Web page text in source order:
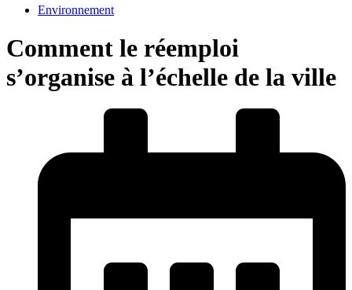
Environnement
Comment le réemploi
s’organise à l’échelle de la ville